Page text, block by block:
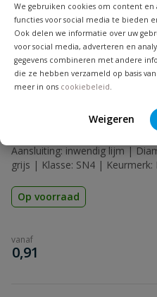
We gebruiken cookies om content
functies voor social media te bieden
Ook delen we informatie over uw
voor social media, adverteren en
gegevens combineren met andere
die ze hebben verzameld op basis
meer in ons cookiebeleid
Weigeren
Samenvatting
Beoordeling
Beoordeling
Aansluiting: inwendig lijm |
grijs | Klasse: SN4 | Keurmerk:
Op voorraad
vanaf
€
0,91